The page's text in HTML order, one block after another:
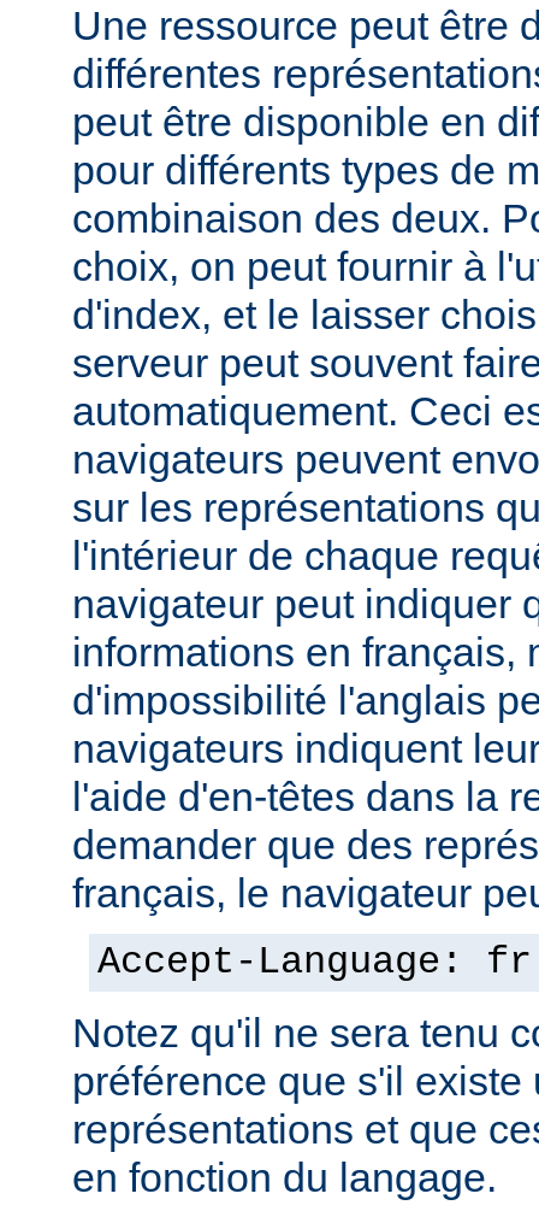
Une ressource peut être
différentes
peut être disponible en
pour différents types de
combinaison des deux.
choix, on peut fournir à
d'index, et le laisser
serveur peut souvent
automatiquement. Ceci
navigateurs peuvent
sur les représentations
l'intérieur de chaque
navigateur peut indiquer
informations en français,
d'impossibilité l'anglais
navigateurs indiquent
l'aide d'en-têtes dans la
demander que des
français, le navigateur
Accept-Language: fr
Notez qu'il ne sera tenu
préférence que s'il existe
représentations et que
en fonction du langage.